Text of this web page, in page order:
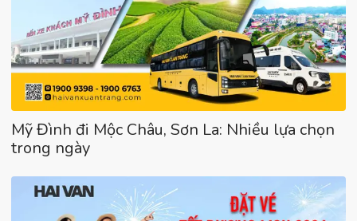
Mỹ Đình đi Mộc Châu, Sơn La: Nhiều lựa chọn
trong ngày